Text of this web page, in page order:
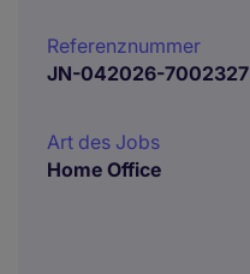
Referenznummer
JN-042026-7002327
Art des Jobs
Home Office